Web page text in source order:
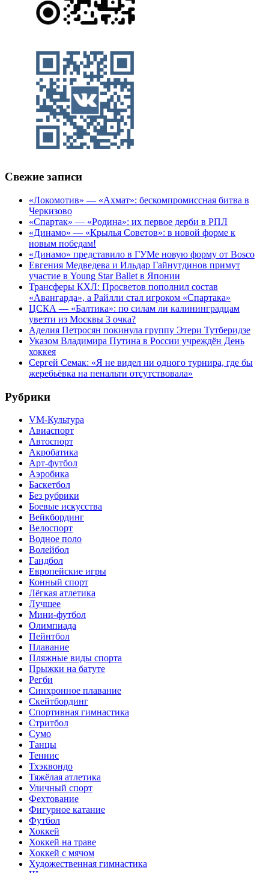
Свежие записи
«Локомотив» — «Ахмат»: бескомпромиссная битва в
Черкизово
«Спартак» — «Родина»: их первое дерби в РПЛ
«Динамо» — «Крылья Советов»: в новой форме к
новым победам!
«Динамо» представило в ГУМе новую форму от Bosco
Евгения Медведева и Ильдар Гайнутдинов примут
участие в Young Star Ballet в Японии
Трансферы КХЛ: Просветов пополнил состав
«Авангарда», а Райлли стал игроком «Спартака»
ЦСКА — «Балтика»: по силам ли калининградцам
увезти из Москвы 3 очка?
Аделия Петросян покинула группу Этери Тутберидзе
Указом Владимира Путина в России учреждён День
хоккея
Сергей Семак: «Я не видел ни одного турнира, где бы
жеребьёвка на пенальти отсутствовала»
Рубрики
VM-Культура
Авиаспорт
Автоспорт
Акробатика
Арт-футбол
Аэробика
Баскетбол
Без рубрики
Боевые искусства
Вейкбординг
Велоспорт
Водное поло
Волейбол
Гандбол
Европейские игры
Конный спорт
Лёгкая атлетика
Лучшее
Мини-футбол
Олимпиада
Пейнтбол
Плавание
Пляжные виды спорта
Прыжки на батуте
Регби
Синхронное плавание
Скейтбординг
Спортивная гимнастика
Стритбол
Сумо
Танцы
Теннис
Тхэквондо
Тяжёлая атлетика
Уличный спорт
Фехтование
Фигурное катание
Футбол
Хоккей
Хоккей на траве
Хоккей с мячом
Художественная гимнастика